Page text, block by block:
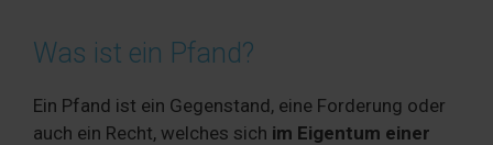
Was ist ein Pfand?
Ein Pfand ist ein Gegenstand, eine Forderung oder
auch ein Recht, welches sich im Eigentum einer